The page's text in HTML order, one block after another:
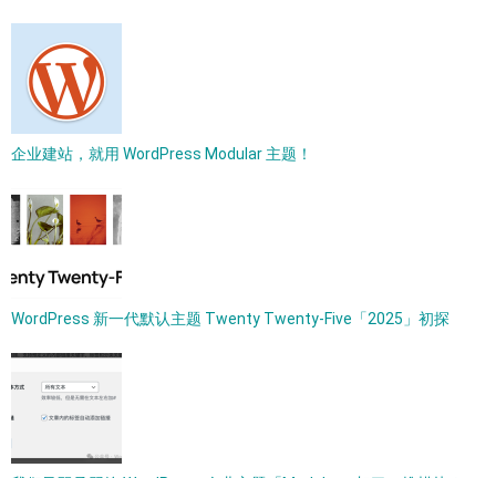
企业建站，就用 WordPress Modular 主题！
WordPress 新一代默认主题 Twenty Twenty-Five「2025」初探